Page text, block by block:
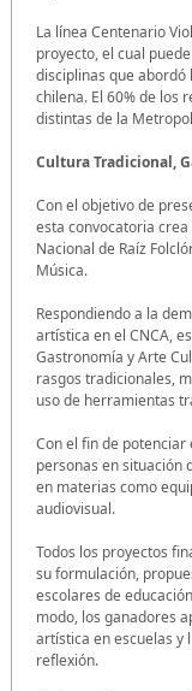
La línea Centenario
proyecto, el cual
disciplinas que
chilena. El 60% de los
distintas de la
Cultura Tradicional,
Con el objetivo de
esta convocatoria
Nacional de Raíz
Música.
Respondiendo a la
artística en el CNCA,
Gastronomía y Arte
rasgos tradicionales,
uso de herramientas
Con el fin de potenciar
personas en situación
en materias como
audiovisual.
Todos los proyectos
su formulación,
escolares de
modo, los ganadores
artística en escuelas y
reflexión.